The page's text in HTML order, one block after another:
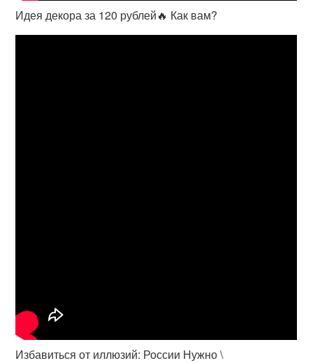
Идея декора за 120 рублей🔥 Как вам?
Избавиться от иллюзий: России Нужно \